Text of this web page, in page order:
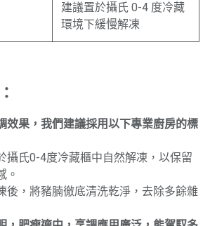
建議置於攝氏 0-4 度冷藏
環境下緩慢解凍
效果，我們建議採用以下專業廚房的標
攝氏0-4度冷藏櫃中自然解凍，以保留
。
後，將豬腩徹底清洗乾淨，去除多餘雜